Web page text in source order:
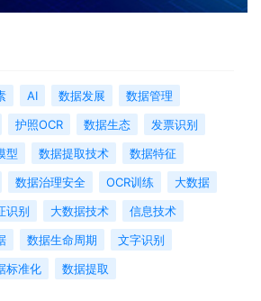
AI 数据发展
数据管理
护照OCR 数据生态
发票识别
型 数据提取技术
数据特征
数据治理安全 OCR训练
大数据
识别 大数据技术
信息技术
数据生命周期
文字识别
标准化 数据提取